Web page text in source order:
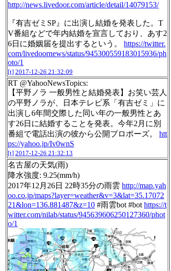
http://news.livedoor.com/article/detail/14079153/
『有吉ゼミSP』に出演し結婚を発表した。T
V番組などで年内結婚を宣言しており、あす2
6日に婚姻届を提出するという。 https://twitter.
com/livedoornews/status/945300559183015936/ph
oto/1
[t] 2017-12-26 21:32:09
RT @YahooNewsTopics:
【平野ノラ 一般男性と結婚発表】お笑い芸人
の平野ノラが、日本テレビ系「有吉ゼミ」に
出演し6年間交際した同い年の一般男性とあ
す26日に結婚することを発表。今年2月に別
番組で電話出演の彼から公開プロポーズ。 htt
ps://yahoo.jp/Iv0wnS
[t] 2017-12-26 21:32:13
名古屋の天気(雨)
降水強度: 9.25(mm/h)
2017年12月26日 22時35分の雨雲 http://map.yah
oo.co.jp/maps?layer=weather&v=3&lat=35.17072
21&lon=136.881487&z=10 #雨雲bot #bothttps://t
witter.com/nilab/status/945639606250127360/phot
o/1